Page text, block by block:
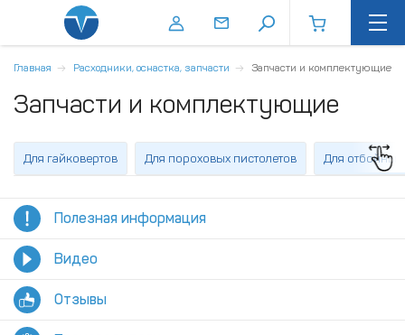
Главная Расходники, оснастка, запчасти Запчасти и комплектующие
Запчасти и комплектующие
Для гайковертов Для пороховых пистолетов Для отбойных
Полезная информация
Видео
Отзывы